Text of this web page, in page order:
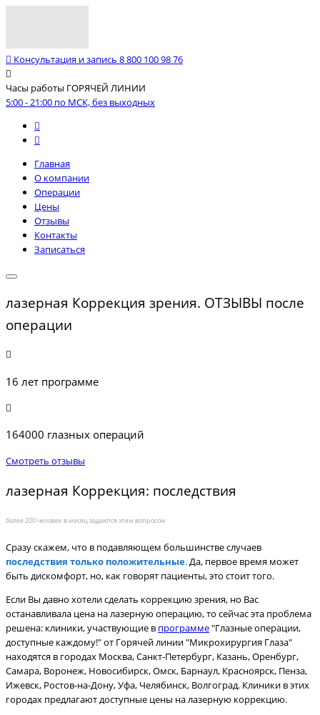
Консультация и запись 8 800 100 98 76
Часы работы ГОРЯЧЕЙ ЛИНИИ
5:00 - 21:00 по МСК, без выходных
Главная
О компании
Операции
Цены
Отзывы
Контакты
Записаться
лазерная Коррекция зрения. ОТЗЫВЫ после
операции
16 лет программе
164000 глазных операций
Смотреть отзывы
лазерная Коррекция: последствия
более 200 человек в месяц задаются этим вопросом
Сразу скажем, что в подавляющем большинстве случаев
последствия только положительные.Да, первое время может
быть дискомфорт, но, как говорят пациенты, это стоит того.
Если Вы давно хотели сделать коррекцию зрения, но Вас
останавливала цена на лазерную операцию, то сейчас эта проблема
решена: клиники, участвующие в программе"Глазные операции,
доступные каждому!" от Горячей линии "Микрохирургия Глаза"
находятся в городах Москва, Санкт-Петербург, Казань, Оренбург,
Самара, Воронеж, Новосибирск, Омск, Барнаул, Красноярск, Пенза,
Ижевск, Ростов-на-Дону, Уфа, Челябинск, Волгоград. Клиники в этих
городах предлагают доступные цены на лазерную коррекцию.